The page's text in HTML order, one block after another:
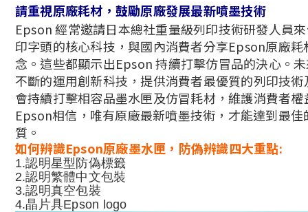
請重視原廠耗材，鼓勵原廠發展最新噴墨技術
Epson 經常邀請日本總社重量級列印技術研發人員
印字頭的核心科技，與國內消費者分享Epson原廠耗
念。這些都顯示出Epson 持續打擊仿冒品的決心。
不斷的運用創新科技，提供消費者最優質的列印技
會持續打擊相容品墨水匣及仿冒耗材，維護消費者權
Epson相信，唯有原廠最新噴墨技術，才能達到最佳
質。
如何辨識Epson原廠墨水匣，防偽辨識四大重點:
1.認明星型防偽標籤
2.認明繁體中文包裝
3.認明真空包裝
4.晶片具Epson logo